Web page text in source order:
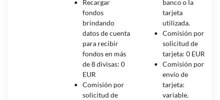
Recargar
fondos
brindando
datos de cuenta
para recibir
fondos en más
de 8 divisas: 0
EUR
Comisión por
solicitud de
banco o la
tarjeta
utilizada.
Comisión por
solicitud de
tarjeta: 0 EUR
Comisión por
envío de
tarjeta:
variable.